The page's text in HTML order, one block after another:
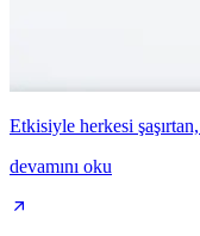
Etkisiyle herkesi
devamını oku